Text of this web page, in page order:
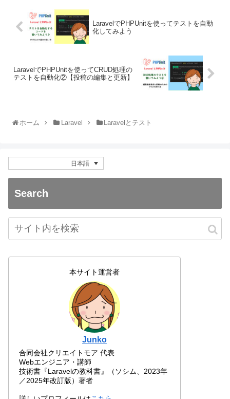
LaravelでPHPUnitを使ってテストを自動
化してみよう
LaravelでPHPUnitを使ってCRUD処理の
テストを自動化②【投稿の編集と更新】
ホーム Laravel Laravelとテスト
日本語
Search
本サイト運営者
Junko
合同会社クリエイトモア 代表
Webエンジニア・講師
技術書『Laravelの教科書』（ソシム、2023年
／2025年改訂版）著者